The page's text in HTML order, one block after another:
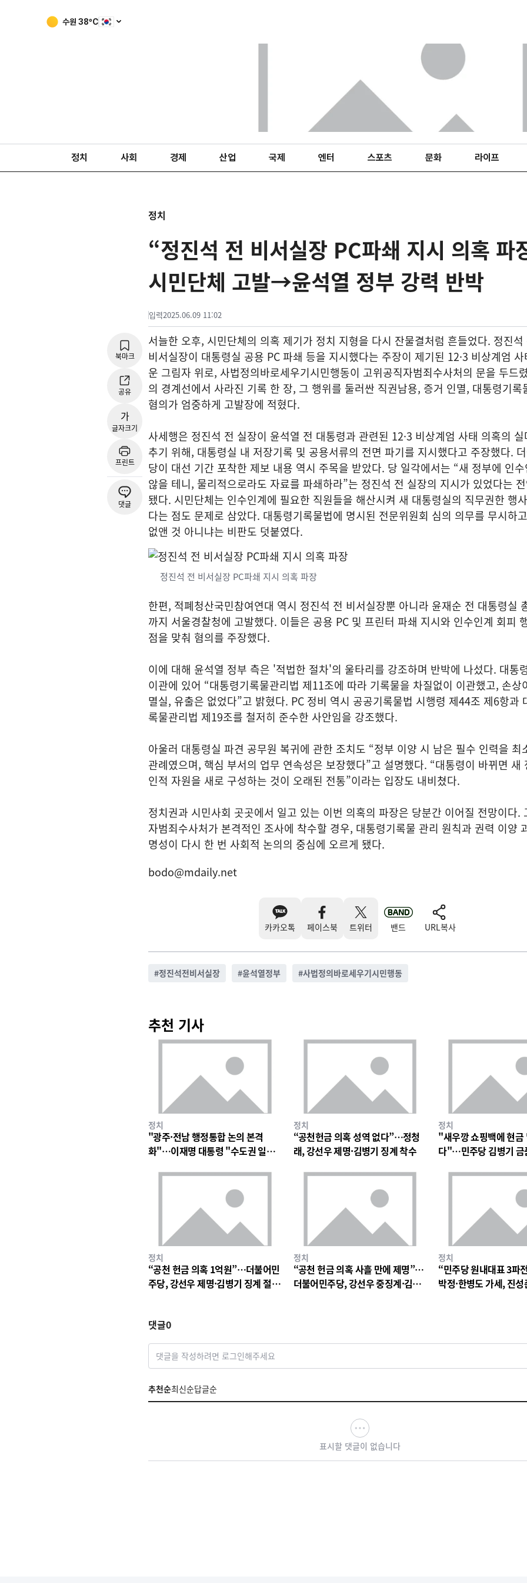
수원 38ºC
정치 사회 경제 산업 국제 엔터 스포츠 문화 라이프
정치
“정진석 전 비서실장 PC파쇄 지시 의혹 파
시민단체 고발→윤석열 정부 강력 반박
입력2025.06.09 11:02
북마크
공유
가
글자크기
프린트
댓글
서늘한 오후, 시민단체의 의혹 제기가 정치 지형을 다시 잔물결처럼 흔들었다. 정진석
비서실장이 대통령실 공용 PC 파쇄 등을 지시했다는 주장이 제기된 12·3 비상계엄
운 그림자 위로, 사법정의바로세우기시민행동이 고위공직자범죄수사처의 문을 두드
의 경계선에서 사라진 기록 한 장, 그 행위를 둘러싼 직권남용, 증거 인멸, 대통령기록
혐의가 엄중하게 고발장에 적혔다.
사세행은 정진석 전 실장이 윤석열 전 대통령과 관련된 12·3 비상계엄 사태 의혹의
추기 위해, 대통령실 내 저장기록 및 공용서류의 전면 파기를 지시했다고 주장했다.
당이 대선 기간 포착한 제보 내용 역시 주목을 받았다. 당 일각에서는 “새 정부에 인
않을 테니, 물리적으로라도 자료를 파쇄하라”는 정진석 전 실장의 지시가 있었다는
됐다. 시민단체는 인수인계에 필요한 직원들을 해산시켜 새 대통령실의 직무권한 행
다는 점도 문제로 삼았다. 대통령기록물법에 명시된 전문위원회 심의 의무를 무시하
없앤 것 아니냐는 비판도 덧붙였다.
정진석 전 비서실장 PC파쇄 지시 의혹 파장
한편, 적폐청산국민참여연대 역시 정진석 전 비서실장뿐 아니라 윤재순 전 대통령실
까지 서울경찰청에 고발했다. 이들은 공용 PC 및 프린터 파쇄 지시와 인수인계 회피
점을 맞춰 혐의를 주장했다.
이에 대해 윤석열 정부 측은 '적법한 절차'의 울타리를 강조하며 반박에 나섰다. 대통
이관에 있어 “대통령기록물관리법 제11조에 따라 기록물을 차질없이 이관했고, 손상
멸실, 유출은 없었다”고 밝혔다. PC 정비 역시 공공기록물법 시행령 제44조 제6항과
록물관리법 제19조를 철저히 준수한 사안임을 강조했다.
아울러 대통령실 파견 공무원 복귀에 관한 조치도 “정부 이양 시 남은 필수 인력을 최
관례였으며, 핵심 부서의 업무 연속성은 보장했다”고 설명했다. “대통령이 바뀌면 새
인적 자원을 새로 구성하는 것이 오래된 전통”이라는 입장도 내비쳤다.
정치권과 시민사회 곳곳에서 일고 있는 이번 의혹의 파장은 당분간 이어질 전망이다.
자범죄수사처가 본격적인 조사에 착수할 경우, 대통령기록물 관리 원칙과 권력 이양
명성이 다시 한 번 사회적 논의의 중심에 오르게 됐다.
bodo@mdaily.net
카카오톡 페이스북 트위터 밴드 URL복사
#정진석전비서실장 #윤석열정부 #사법정의바로세우기시민행동
추천 기사
정치
"광주·전남 행정통합 논의 본격
화"…이재명 대통령 "수도권 일극
정치
“공천헌금 의혹 성역 없다”…정청
래, 강선우 제명·김병기 징계 착수
정치
"새우깡 쇼핑백에 현금
다"…민주당 김병기 금
정치
“공천 헌금 의혹 1억원”…더불어민
주당, 강선우 제명·김병기 징계 절
정치
“공천 헌금 의혹 사흘 만에 제명”…
더불어민주당, 강선우 중징계·김병
정치
“민주당 원내대표 3파
박정·한병도 가세, 진
댓글0
댓글을 작성하려면 로그인해주세요
추천순최신순답글순
표시할 댓글이 없습니다